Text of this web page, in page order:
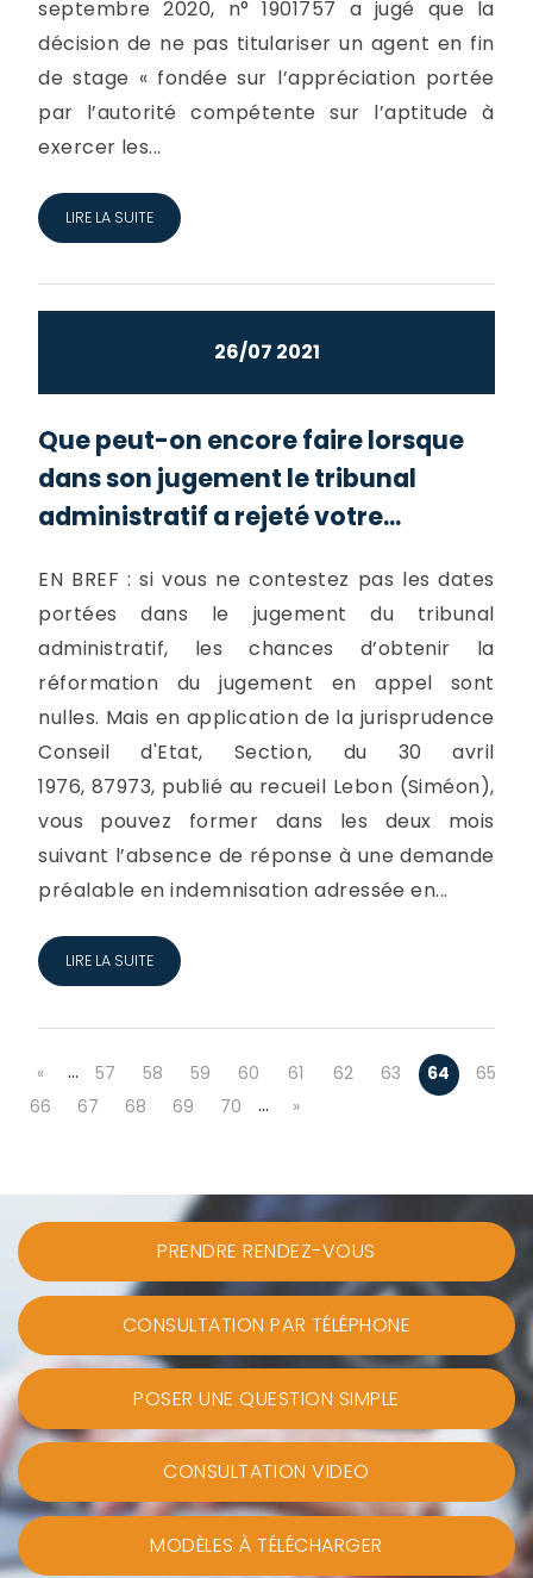
septembre 2020, n° 1901757 a jugé que la
décision de ne pas titulariser un agent en fin
de stage « fondée sur l’appréciation portée
par l’autorité compétente sur l’aptitude à
exercer les...
LIRE LA SUITE
26/07 2021
Que peut-on encore faire lorsque
dans son jugement le tribunal
administratif a rejeté votre...
EN BREF : si vous ne contestez pas les dates
portées dans le jugement du tribunal
administratif, les chances d’obtenir la
réformation du jugement en appel sont
nulles. Mais en application de la jurisprudence
Conseil d'Etat, Section, du 30 avril
1976, 87973, publié au recueil Lebon (Siméon),
vous pouvez former dans les deux mois
suivant l’absence de réponse à une demande
préalable en indemnisation adressée en...
LIRE LA SUITE
« … 57 58 59 60 61 62 63 64
65
66
67 68 69 70 … »
PRENDRE RENDEZ-VOUS
CONSULTATION PAR TÉLÉPHONE
POSER UNE QUESTION SIMPLE
CONSULTATION VIDEO
MODÈLES À TÉLÉCHARGER